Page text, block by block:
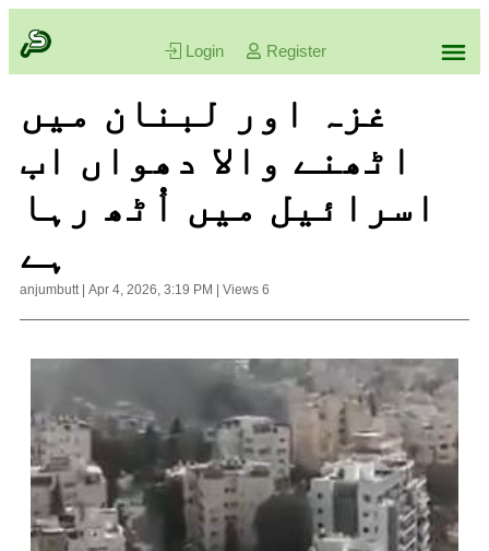
Login Register
غزہ اور لبنان میں
اٹھنے والا دھواں اب
اسرائیل میں اُٹھ رہا
ہے
anjumbutt| Apr 4, 2026, 3:19 PM Views 6